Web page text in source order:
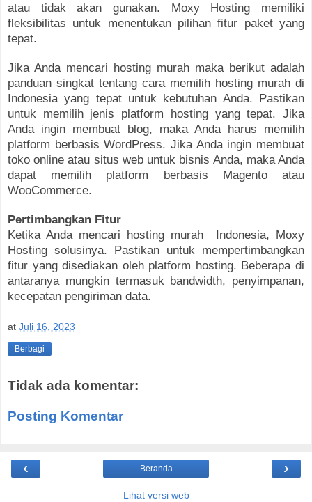
atau tidak akan gunakan. Moxy Hosting memiliki
fleksibilitas untuk menentukan pilihan fitur paket yang
tepat.
Jika Anda mencari hosting murah maka berikut adalah
panduan singkat tentang cara memilih hosting murah di
Indonesia yang tepat untuk kebutuhan Anda. Pastikan
untuk memilih jenis platform hosting yang tepat. Jika
Anda ingin membuat blog, maka Anda harus memilih
platform berbasis WordPress. Jika Anda ingin membuat
toko online atau situs web untuk bisnis Anda, maka Anda
dapat memilih platform berbasis Magento atau
WooCommerce.
Pertimbangkan Fitur
Ketika Anda mencari hosting murah Indonesia, Moxy
Hosting solusinya. Pastikan untuk mempertimbangkan
fitur yang disediakan oleh platform hosting. Beberapa di
antaranya mungkin termasuk bandwidth, penyimpanan,
kecepatan pengiriman data.
at Juli 16, 2023
Berbagi
Tidak ada komentar:
Posting Komentar
‹ ›
Beranda
Lihat versi web